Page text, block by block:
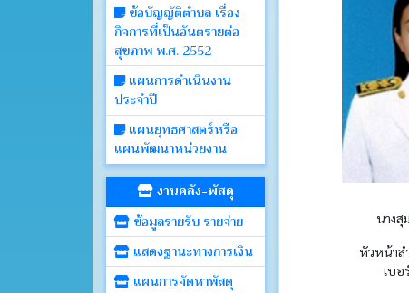
ข้อบัญญัติตำบล เรื่อง
กิจการที่เป็นอันตรายต่อ
สุขภาพ พ.ศ. 2552
แผนการดำเนินงาน
ประจำปี
แผนยุทธศาสตร์หรือ
แผนพัฒนาหน่วยงาน
งานคลัง-พัสดุ
ข้อมูลรายรับ รายจ่าย
แสดงฐานะทางการเงิน
แผนการจัดหาพัสดุ
นางสุ
หัวหน้าส
เบอ